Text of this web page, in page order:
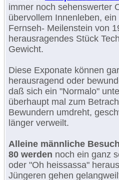
immer noch sehenswerter
übervollem Innenleben,
Fernseh- Meilenstein von
herausragendes Stück
Gewicht.
Diese Exponate können
herausragend oder
daß sich ein "Normalo"
überhaupt mal zum
Bewundern umdreht,
länger verweilt.
Alleine männliche
80 werden noch ein ganz
oder "Oh heissassa"
Jüngeren gehen